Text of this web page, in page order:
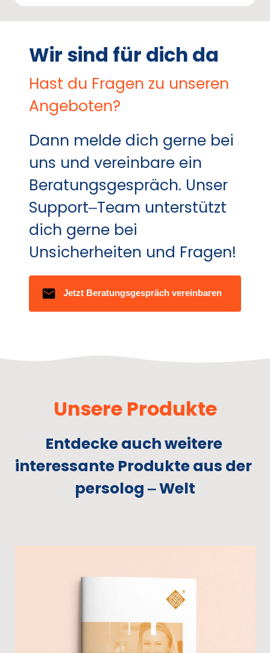
Wir sind für dich da
Hast du Fragen zu unseren
Angeboten?
Dann melde dich gerne
uns und vereinbare
Beratungsgespräch.
Support‒Team
dich gerne
Unsicherheiten und Fragen!
Jetzt Beratungsgespräch vereinbaren
Unsere Produkte
Entdecke auch
weitere
interessante Produkte aus
persolog ‒Welt